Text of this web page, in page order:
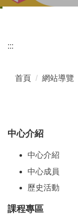
:::
首頁 網站導覽
中心介紹
中心介紹
中心成員
歷史活動
課程專區